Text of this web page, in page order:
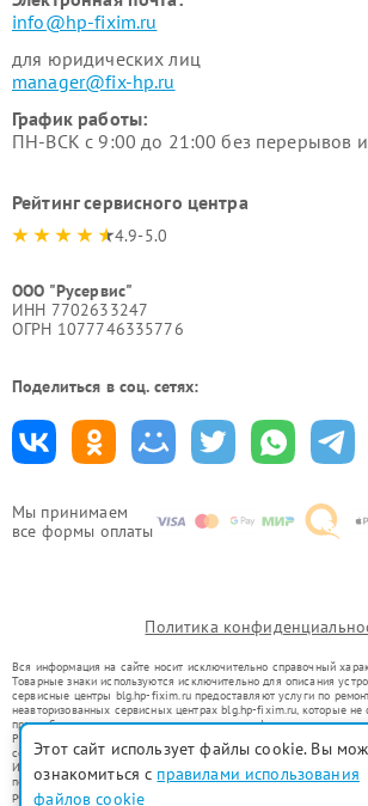
Мы принимаем
все формы оплаты
info@hp-fixim.ru
для юридических лиц
manager@fix-hp.ru
График работы:
ПН-ВСК с 9:00 до 21:00 без перерывов
Рейтинг сервисного центра
4.9-5.0
ООО "Русервис"
ИНН 7702633247
ОГРН 1077746335776
Поделиться в соц. сетях:
Политика
Вся информация на сайте носит исключительно справочный
Товарные знаки используются исключительно для описания
сервисные центры blg.hp-fixim.ru предоставляют услуги по
неавторизованных сервисных центрах blg.hp-fixim.ru, которые не
правообладателями товарных знаков или их официальными
Ремонт осуществляется для устройств, уже введенных в
со статьей 1487 ГК РФ.
Использование товарных знаков не преследует цели
потребителей в заблуждение, а служит для информирования о
ремонту техники указанных брендов.
Этот сайт использует файлы cookie. Вы
ознакомиться с правилами использования
файлов cookie